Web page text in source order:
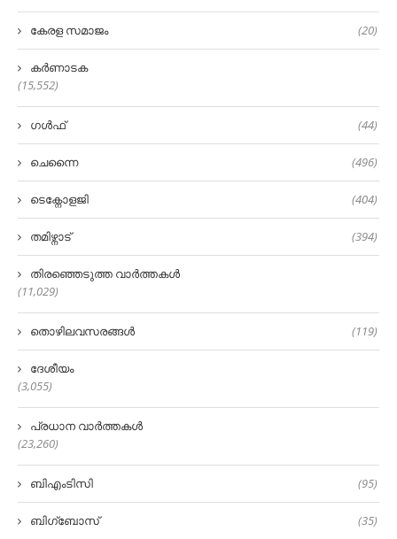
കേരള സമാജം (20)
കർണാടക
(15,552)
ഗൾഫ് (44)
ചെന്നൈ (496)
ടെക്നോളജി (404)
തമിഴ്നാട് (394)
തിരഞ്ഞെടുത്ത വാർത്തകൾ
(11,029)
തൊഴിലവസരങ്ങൾ (119)
ദേശീയം
(3,055)
പ്രധാന വാർത്തകൾ
(23,260)
ബിഎംടിസി (95)
ബിഗ്‌ബോസ് (35)